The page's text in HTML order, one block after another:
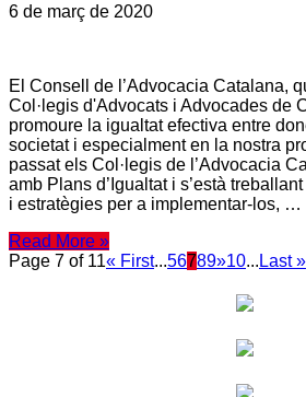
6 de març de 2020
El Consell de l’Advocacia Catalana,
Col·legis d'Advocats i Advocades de
promoure la igualtat efectiva entre
societat i especialment en la nostra
passat els Col·legis de l’Advocacia
amb Plans d’Igualtat i s’està
i estratègies per a implementar-los, …
Read More »
Page 7 of 11« First...56789»10... Last »